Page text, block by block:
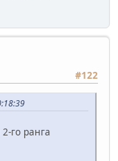
#122
ранга